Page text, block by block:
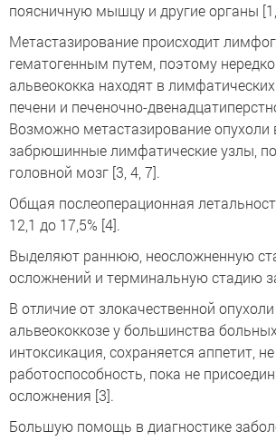
поясничную мышцу и другие органы [1,
Метастазирование происходит
гематогенным путем, поэтому
альвеококка находят в
печени и печеночно-
Возможно метастазирование опухоли
забрюшинные лимфатические узлы,
головной мозг [3, 4, 7].
Общая послеоперационная
12,1 до 17,5% [4].
Выделяют раннюю, неосложненную
осложнений и терминальную стадию
В отличие от злокачественной
альвеококкозе у большинства
интоксикация, сохраняется аппетит,
работоспособность, пока не
осложнения [3].
Большую помощь в диагностике